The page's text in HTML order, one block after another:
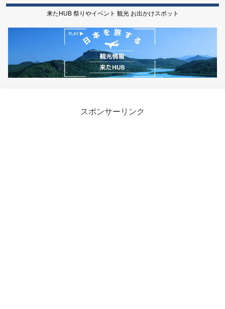
来たHUB 祭りやイベント 観光 お出かけスポット
スポンサーリンク